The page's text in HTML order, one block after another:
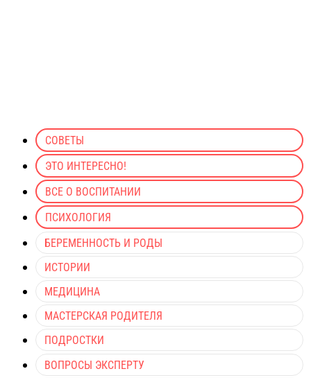
СОВЕТЫ
ЭТО ИНТЕРЕСНО!
ВСЕ О ВОСПИТАНИИ
ПСИХОЛОГИЯ
БЕРЕМЕННОСТЬ И РОДЫ
ИСТОРИИ
МЕДИЦИНА
МАСТЕРСКАЯ РОДИТЕЛЯ
ПОДРОСТКИ
ВОПРОСЫ ЭКСПЕРТУ